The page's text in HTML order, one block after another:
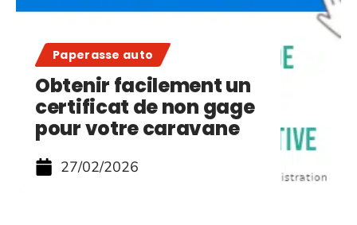
Paperasse auto
Obtenir facilement un
certificat de non gage
pour votre caravane
27/02/2026